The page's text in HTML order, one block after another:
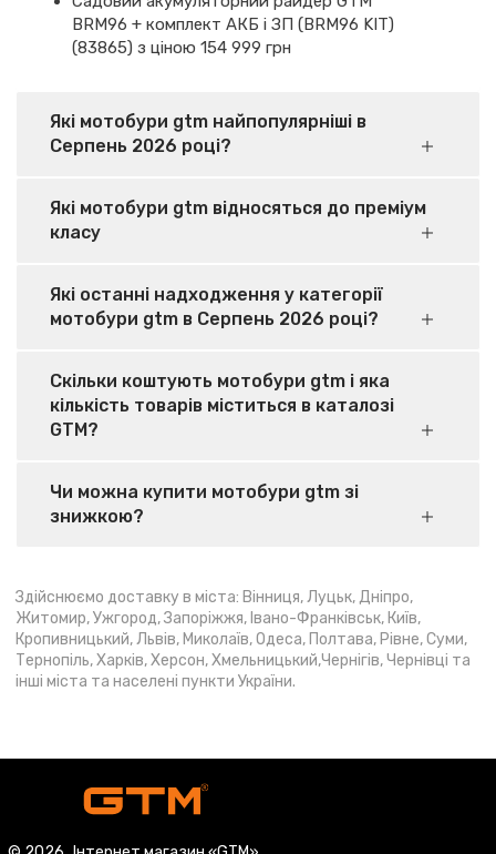
BRM96 + комплект АКБ і ЗП (BRM96 KIT)
(83865) з ціною 154 999 грн
Які мотобури gtm найпопулярніші в
Серпень 2026 році?
Які мотобури gtm відносяться до преміум
класу
Які останні надходження у категорії
мотобури gtm в Серпень 2026 році?
Скільки коштують мотобури gtm і яка
кількість товарів міститься в каталозі
GTM?
Чи можна купити мотобури gtm зі
знижкою?
Здійснюємо доставку в міста: Вінниця, Луцьк, Дніпро,
Житомир, Ужгород, Запоріжжя, Івано-Франківськ, Київ,
Кропивницький, Львів, Миколаїв, Одеса, Полтава, Рівне, Суми,
Тернопіль, Харків, Херсон, Хмельницький,Чернігів, Чернівці та
інші міста та населені пункти України.